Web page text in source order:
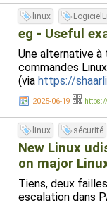
linux
eg - Useful
Une alternative à
commandes
(via https://
2025-06-19
linux sécurité
New Linux
on major
Tiens, deux
escalation dans